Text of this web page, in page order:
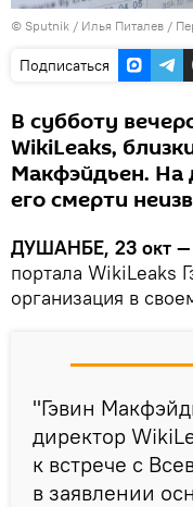
© Sputnik / Илья Питалев /
Подписаться
В субботу
WikiLeaks,
Макфэйдьен.
его смерти
ДУШАНБЕ, 23 окт —
портала WikiLeaks ‏Гэвин Макфэйдьен, сообщила
организация в
"Гэвин
директор
к встрече с
в заявлении